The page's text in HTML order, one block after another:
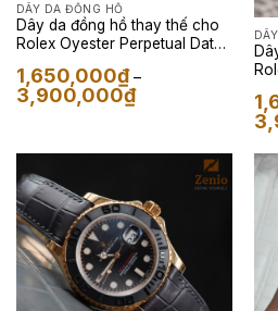
DÂY DA ĐỒNG HỒ
Dây da đồng hồ thay thế cho
Rolex Oyester Perpetual Date
1,650,000₫ –
3,900,000₫Khoảng
giá:
3,900,000₫